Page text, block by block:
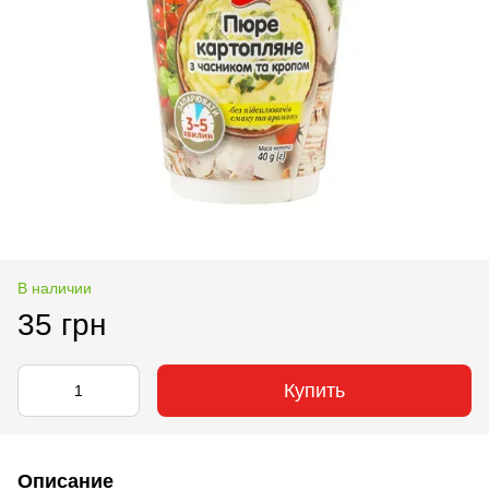
В наличии
35 грн
Купить
Описание